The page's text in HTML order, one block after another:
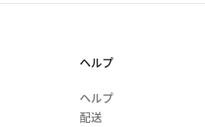
ヘルプ
ヘルプ
配送